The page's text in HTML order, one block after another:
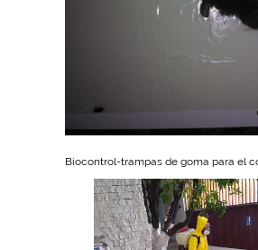
Biocontrol-trampas de goma para el